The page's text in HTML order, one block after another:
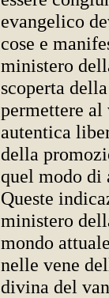
evangelico
cose e
ministero
scoperta
permettere
autentica
della
quel modo di
Queste
ministero
mondo
nelle vene
divina del